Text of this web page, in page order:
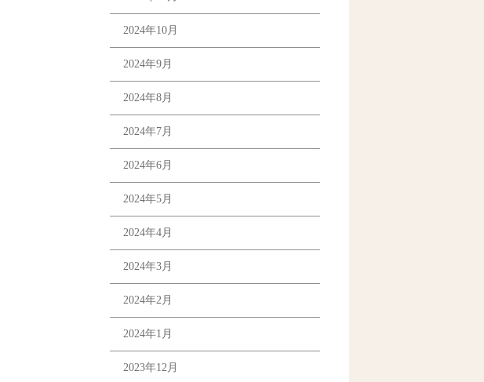
2024年10月
2024年9月
2024年8月
2024年7月
2024年6月
2024年5月
2024年4月
2024年3月
2024年2月
2024年1月
2023年12月